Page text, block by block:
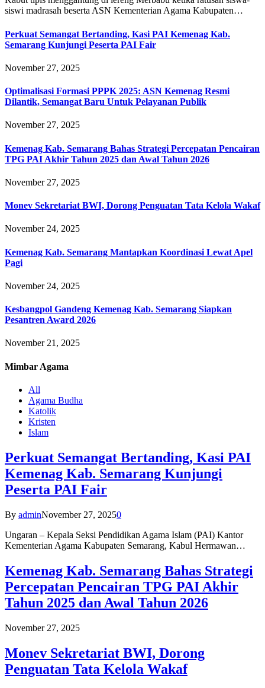
siswi madrasah beserta ASN Kementerian Agama Kabupaten…
Perkuat Semangat Bertanding, Kasi PAI Kemenag Kab.
Semarang Kunjungi Peserta PAI Fair
November 27, 2025
Optimalisasi Formasi PPPK 2025: ASN Kemenag Resmi
Dilantik, Semangat Baru Untuk Pelayanan Publik
November 27, 2025
Kemenag Kab. Semarang Bahas Strategi Percepatan Pencairan
TPG PAI Akhir Tahun 2025 dan Awal Tahun 2026
November 27, 2025
Monev Sekretariat BWI, Dorong Penguatan Tata Kelola Wakaf
November 24, 2025
Kemenag Kab. Semarang Mantapkan Koordinasi Lewat Apel
Pagi
November 24, 2025
Kesbangpol Gandeng Kemenag Kab. Semarang Siapkan
Pesantren Award 2026
November 21, 2025
Mimbar Agama
All
Agama Budha
Katolik
Kristen
Islam
Perkuat Semangat Bertanding, Kasi PAI
Kemenag Kab. Semarang Kunjungi
Peserta PAI Fair
By adminNovember 27, 20250
Ungaran – Kepala Seksi Pendidikan Agama Islam (PAI) Kantor
Kementerian Agama Kabupaten Semarang, Kabul Hermawan…
Kemenag Kab. Semarang Bahas Strategi
Percepatan Pencairan TPG PAI Akhir
Tahun 2025 dan Awal Tahun 2026
November 27, 2025
Monev Sekretariat BWI, Dorong
Penguatan Tata Kelola Wakaf